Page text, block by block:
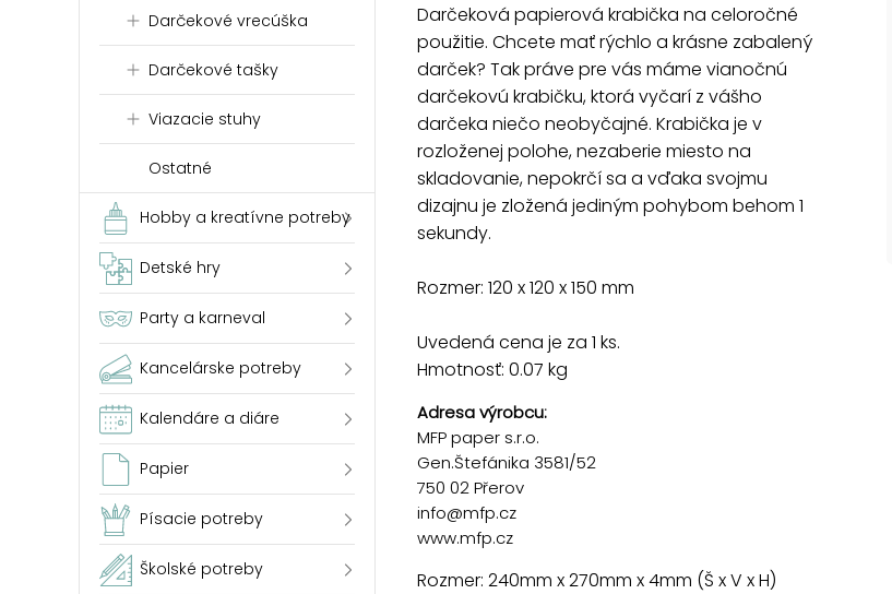
Darčekové vrecúška
Darčekové tašky
Viazacie stuhy
Ostatné
Hobby a kreatívne potreby
Detské hry
Party a karneval
Kancelárske potreby
Kalendáre a diáre
Papier
Písacie potreby
Školské potreby
Darčeková papierová krabička na celoročné
použitie. Chcete mať rýchlo a krásne zabalený
darček? Tak práve pre vás máme vianočnú
darčekovú krabičku, ktorá vyčarí z vášho
darčeka niečo neobyčajné. Krabička je v
rozloženej polohe, nezaberie miesto na
skladovanie, nepokrčí sa a vďaka svojmu
dizajnu je zložená jediným pohybom behom 1
sekundy.
Rozmer: 120 x 120 x 150 mm
Uvedená cena je za 1 ks.
Hmotnosť: 0.07 kg
Adresa výrobcu:
MFP paper s.r.o.
Gen.Štefánika 3581/52
750 02 Přerov
info@mfp.cz
www.mfp.cz
Rozmer: 240mm x 270mm x 4mm (Š x V x H)